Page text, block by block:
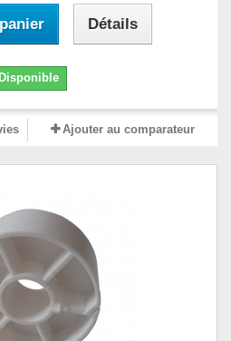
Détails
Disponible
Ajouter au comparateur